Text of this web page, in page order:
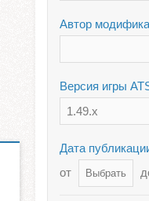
Автор
Версия игры
1.49.x
Дата
от